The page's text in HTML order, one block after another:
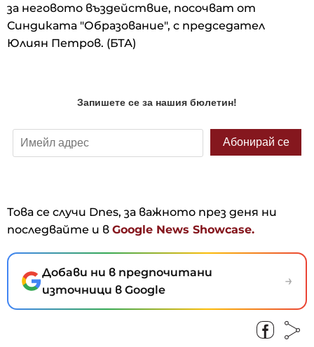
за неговото въздействие, посочват от
Синдиката "Образование", с председател
Юлиян Петров. (БТА)
Това се случи Dnes, за важното през деня ни
последвайте и в Google News Showcase.
Добави ни в предпочитани
източници в Google
→